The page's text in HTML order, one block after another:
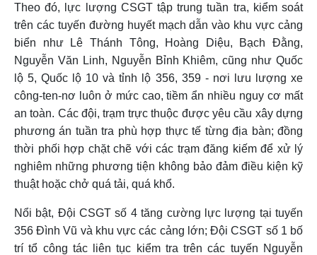
Theo đó, lực lượng CSGT tập trung tuần tra, kiểm soát
trên các tuyến đường huyết mạch dẫn vào khu vực cảng
biển như Lê Thánh Tông, Hoàng Diệu, Bạch Đằng,
Nguyễn Văn Linh, Nguyễn Bỉnh Khiêm, cũng như Quốc
lộ 5, Quốc lộ 10 và tỉnh lộ 356, 359 - nơi lưu lượng xe
công-ten-nơ luôn ở mức cao, tiềm ẩn nhiều nguy cơ mất
an toàn. Các đội, trạm trực thuộc được yêu cầu xây dựng
phương án tuần tra phù hợp thực tế từng địa bàn; đồng
thời phối hợp chặt chẽ với các trạm đăng kiếm để xử lý
nghiêm những phương tiện không bảo đảm điều kiện kỹ
thuật hoặc chở quá tải, quá khổ.
Nổi bật, Đội CSGT số 4 tăng cường lực lượng tại tuyến
356 Đình Vũ và khu vực các cảng lớn; Đội CSGT số 1 bố
trí tổ công tác liên tục kiểm tra trên các tuyến Nguyễn